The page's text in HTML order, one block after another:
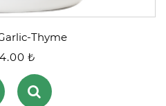
Thyme
₺